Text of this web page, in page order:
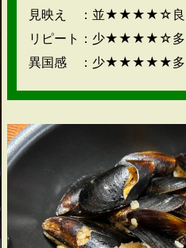
見映え ：並★★★★☆良
リピート：少★★★★☆多
異国感 ：少★★★★★多